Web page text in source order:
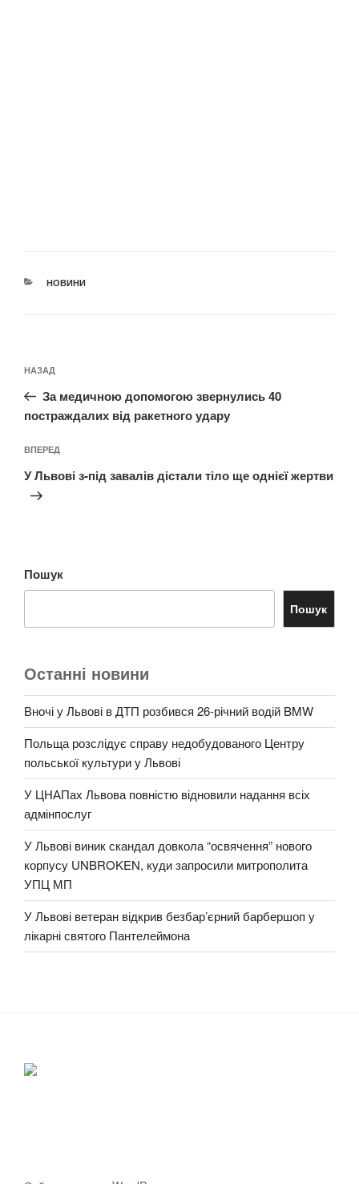
КАТЕГОРІЇ
НОВИНИ
записів
Попередній
запис:
НАЗАД
За медичною допомогою звернулись 40
постраждалих від ракетного удару
Наступний
запис
ВПЕРЕД
У Львові з-під завалів дістали тіло ще однієї жертви
Пошук
Пошук
Останні новини
Вночі у Львові в ДТП розбився 26-річний водій BMW
Польща розслідує справу недобудованого Центру
польської культури у Львові
У ЦНАПах Львова повністю відновили надання всіх
адмінпослуг
У Львові виник скандал довкола “освячення” нового
корпусу UNBROKEN, куди запросили митрополита
УПЦ МП
У Львові ветеран відкрив безбар’єрний барбершоп у
лікарні святого Пантелеймона